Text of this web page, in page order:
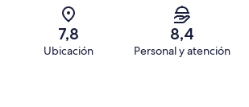
7,8
Ubicación
8,4
Personal y atención